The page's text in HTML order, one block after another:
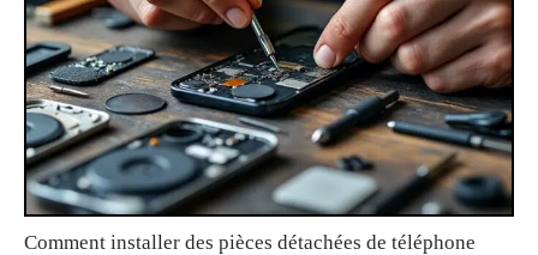
Comment installer des pièces détachées de téléphone